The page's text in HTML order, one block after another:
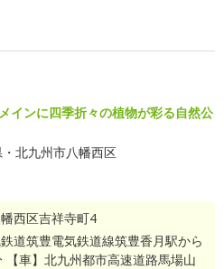
インに四季折々の植物が彩る自然公
・北九州市八幡西区
西区吉祥寺町4
鉄道筑豊電気鉄道線筑豊香月駅から
【車】北九州都市高速道路馬場山